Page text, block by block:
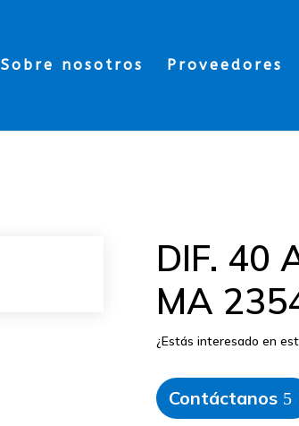
Sobre nosotros Proveedores
DIF. 40
MA
¿Estás interesado en
Contáctanos